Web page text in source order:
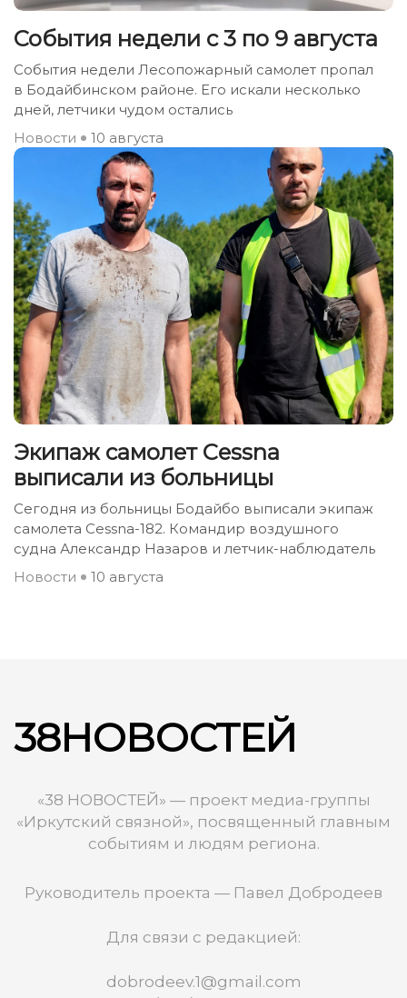
События недели с 3 по 9 августа
События недели Лесопожарный самолет пропал
в Бодайбинском районе. Его искали несколько
дней, летчики чудом остались
Новости
10 августа
Экипаж самолет Сessna
выписали из больницы
Сегодня из больницы Бодайбо выписали экипаж
самолета Сessna-182. Командир воздушного
судна Александр Назаров и летчик-наблюдатель
Новости
10 августа
38НОВОСТЕЙ
«38 НОВОСТЕЙ» — проект медиа-группы
«Иркутский связной», посвященный главным
событиям и людям региона.
Руководитель проекта — Павел Добродеев
Для связи с редакцией:
dobrodeev.1@gmail.com